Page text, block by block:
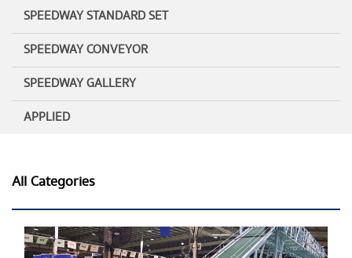
SPEEDWAY STANDARD SET
SPEEDWAY CONVEYOR
SPEEDWAY GALLERY
APPLIED
All Categories